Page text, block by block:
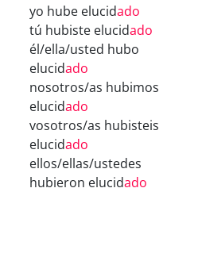
yo hube elucidado
tú hubiste elucidado
él/ella/usted hubo
elucidado
nosotros/as hubimos
elucidado
vosotros/as hubisteis
elucidado
ellos/ellas/ustedes
hubieron elucidado